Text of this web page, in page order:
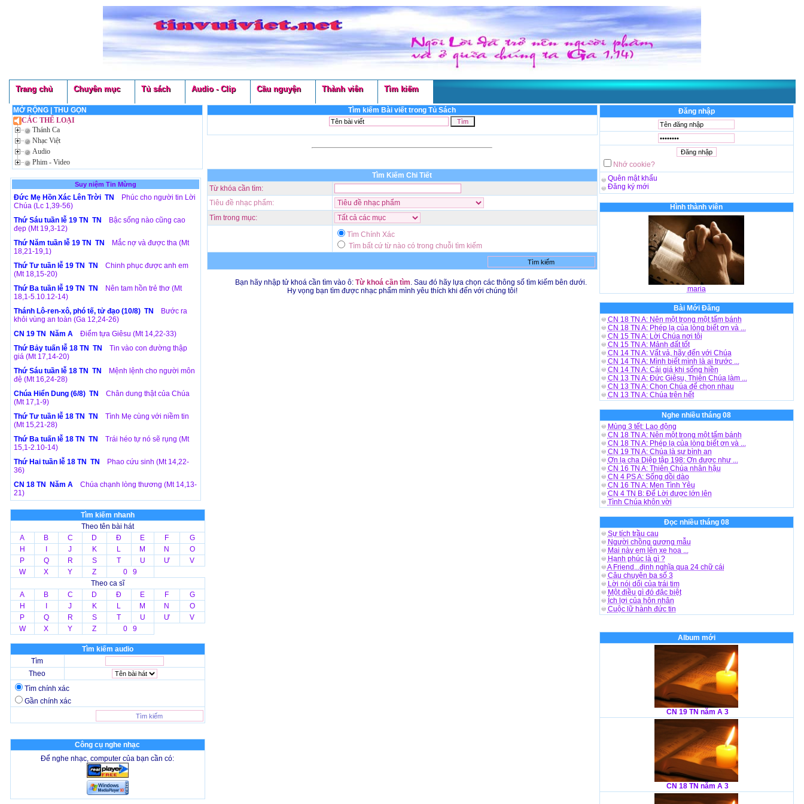
Trang chủ Chuyên mục Tủ sách Audio - Clip Cầu nguyện Thành viên Tìm kiếm
MỞ RỘNG
THU GỌN
CÁC THỂ LOẠI
Thánh Ca
Nhạc Việt
Audio
Phim - Video
Suy niệm Tin Mừng
Đức Mẹ Hồn Xác Lên Trời TN
Phúc cho người tin Lời
Chúa (Lc 1,39-56)
Thứ Sáu tuần lễ 19 TN TN
Bậc sống nào cũng cao
đẹp (Mt 19,3-12)
Thứ Năm tuần lễ 19 TN TN
Mắc nợ và được tha (Mt
18,21-19,1)
Thứ Tư tuần lễ 19 TN TN
Chinh phục được anh em
(Mt 18,15-20)
Thứ Ba tuần lễ 19 TN TN
Nên tam hồn trẻ thơ (Mt
18,1-5.10.12-14)
Thánh Lô-ren-xô, phó tế, tử đạo (10/8) TN
Bước ra
khỏi vùng an toàn (Ga 12,24-26)
CN 19 TN Năm A
Điểm tựa Giêsu (Mt 14,22-33)
Thứ Bảy tuấn lễ 18 TN TN
Tin vào con đường thập
giá (Mt 17,14-20)
Thứ Sáu tuần lễ 18 TN TN
Mệnh lệnh cho người môn
đệ (Mt 16,24-28)
Chúa Hiển Dung (6/8) TN
Chân dung thật của Chúa
(Mt 17,1-9)
Thứ Tư tuần lễ 18 TN TN
Tình Mẹ cùng với niềm tin
(Mt 15,21-28)
Thứ Ba tuấn lễ 18 TN TN
Trái héo tự nó sẽ rụng (Mt
15,1-2.10-14)
Thứ Hai tuần lễ 18 TN TN
Phao cứu sinh (Mt 14,22-
36)
CN 18 TN Năm A
Chúa chạnh lòng thương (Mt 14,13-
21)
Tìm kiếm nhanh
Theo tên bài hát
A
B C D Đ E F
G
H
J K L M N
O
P
Q R S T U Ư
V
W
X Y Z
0 9
Theo ca sĩ
A
B C D Đ E F
G
H
J K L M N
O
P
Q R S T U Ư
V
W
X Y Z 0 9
Tìm kiếm audio
Tìm
Theo
Tìm chính xác
Gần chính xác
Công cụ nghe nhạc
Để nghe nhạc, computer của bạn cần có:
Tìm kiếm Bài viết trong Tủ Sách
Tìm Kiếm Chi Tiết
Từ khóa cần tìm:
Tiêu đề nhạc phẩm:
Tìm trong mục:
Tìm Chính Xác
Tìm bất cứ từ nào có trong chuỗi tìm kiếm
Bạn hãy nhập tử khoá cần tìm vào ô: Từ khoá cần tìm. Sau đó hãy lựa chọn các thông số tìm kiếm bên dưới.
Hy vọng bạn tìm được nhạc phẩm mình yêu thích khi đến với chúng tôi!
Đăng nhập
Nhớ cookie?
Quên mật khẩu
Đăng ký mới
Hình thành viên
maria
Bài Mới Đăng
CN 18 TN A: Nên một trong một tấm bánh
CN 18 TN A: Phép lạ của lòng biết ơn và ...
CN 15 TN A: Lời Chúa nơi tôi
CN 15 TN A: Mảnh đất tốt
CN 14 TN A: Vất vả, hãy đến với Chúa
CN 14 TN A: Mình biết mình là ai trước ...
CN 14 TN A: Cái giá khi sống hiền
CN 13 TN A: Đức Giêsu, Thiên Chúa làm ...
CN 13 TN A: Chọn Chúa để chọn nhau
CN 13 TN A: Chúa trên hết
Nghe nhiều tháng 08
Mùng 3 tết: Lao động
CN 18 TN A: Nên một trong một tấm bánh
CN 18 TN A: Phép lạ của lòng biết ơn và ...
CN 19 TN A: Chúa là sự bình an
Ơn lạ cha Diệp tập 198: Ơn được như ...
CN 16 TN A: Thiên Chúa nhân hậu
CN 4 PS A: Sống dồi dào
CN 16 TN A: Men Tình Yêu
CN 4 TN B: Để Lời được lớn lên
Tình Chúa khôn vời
Đọc nhiều tháng 08
Sự tích trầu cau
Người chồng gương mẫu
Mai này em lên xe hoa ...
Hạnh phúc là gì ?
A Friend...định nghĩa qua 24 chữ cái
Câu chuyện ba số 3
Lời nói dối của trái tim
Một điều gì đó đặc biệt
Ích lợi của hôn nhân
Cuộc lữ hành đức tin
Album mới
CN 19 TN năm A 3
CN 18 TN năm A 3